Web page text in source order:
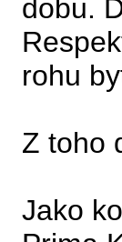
dobu.
rohu
Z toho
Jako